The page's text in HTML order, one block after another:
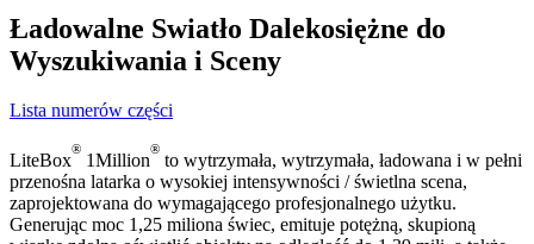
Ładowalne Swiatło Dalekosiężne do
Wyszukiwania i Sceny
Lista numerów części
LiteBox
®
1Million
®
to wytrzymała, wytrzymała, ładowana i w pełni
przenośna latarka o wysokiej intensywności / świetlna scena,
zaprojektowana do wymagającego profesjonalnego użytku.
Generując moc 1,25 miliona świec, emituje potężną, skupioną